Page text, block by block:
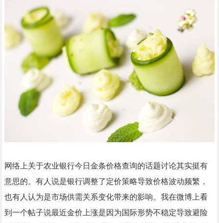
网络上关于农业银行今日金条价格查询的话题讨论其实挺有
意思的。有人说是银行调整了定价策略导致价格波动频繁，
也有人认为是市场供需关系变化带来的影响。我在微博上看
到一个帖子说最近金价上涨是因为国际形势不稳定导致避险